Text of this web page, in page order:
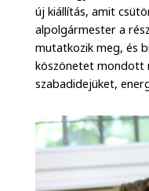
új kiállítás, amit
alpolgármester a
mutatkozik meg, és
köszönetet mondott
szabadidejüket,